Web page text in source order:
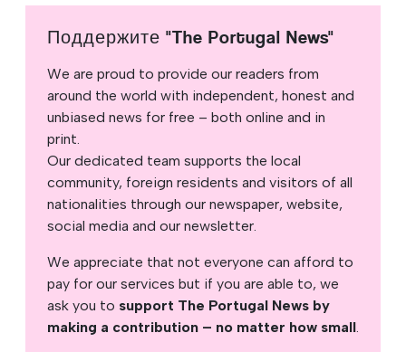
Поддержите "The Portugal News"
We are proud to provide our readers from
around the world with independent, honest and
unbiased news for free – both online and in
print.
Our dedicated team supports the local
community, foreign residents and visitors of all
nationalities through our newspaper, website,
social media and our newsletter.
We appreciate that not everyone can afford to
pay for our services but if you are able to, we
ask you to support The Portugal News by
making a contribution – no matter how small.